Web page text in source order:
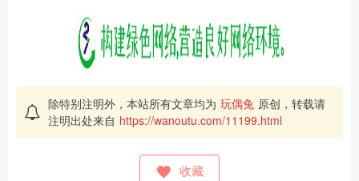
除特别注明外，本站所有文章均为 玩偶兔 原创，转载请
注明出处来自 https://wanoutu.com/11199.html
收藏